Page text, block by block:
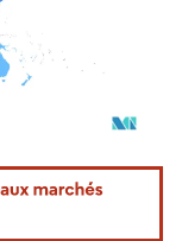
attribution sous CC BY